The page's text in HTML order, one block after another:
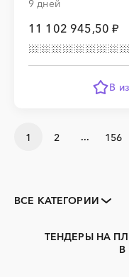
9 дней
11 102 945,50 ₽
В
1 2 ... 156
ВСЕ КАТЕГОРИИ
Тендеры заводов
ТЕНДЕРЫ НА
В